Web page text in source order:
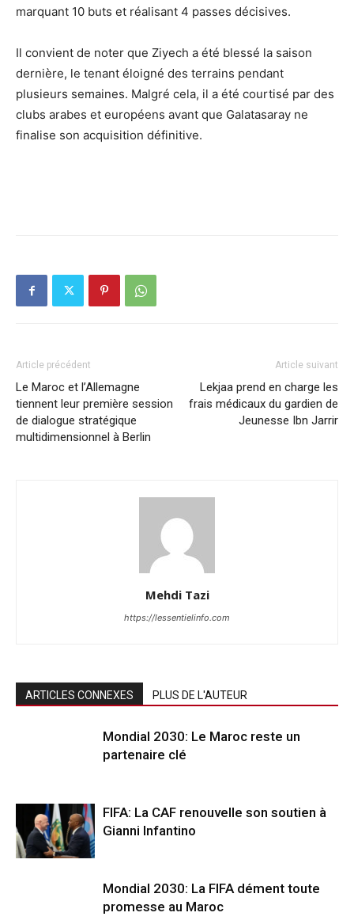
marquant 10 buts et réalisant 4 passes décisives.
Il convient de noter que Ziyech a été blessé la saison
dernière, le tenant éloigné des terrains pendant
plusieurs semaines. Malgré cela, il a été courtisé par des
clubs arabes et européens avant que Galatasaray ne
finalise son acquisition définitive.
Article précédent
Le Maroc et l’Allemagne
tiennent leur première session
de dialogue stratégique
multidimensionnel à Berlin
Article suivant
Lekjaa prend en charge les
frais médicaux du gardien de
Jeunesse Ibn Jarrir
Mehdi Tazi
https://lessentielinfo.com
ARTICLES CONNEXES PLUS DE L'AUTEUR
Mondial 2030: Le Maroc reste un
partenaire clé
FIFA: La CAF renouvelle son soutien à
Gianni Infantino
Mondial 2030: La FIFA dément toute
promesse au Maroc